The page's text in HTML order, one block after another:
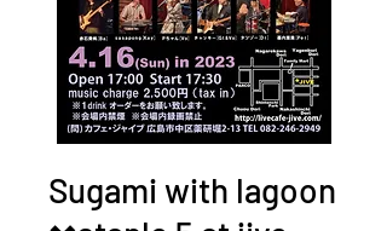
Sugami with lagoon